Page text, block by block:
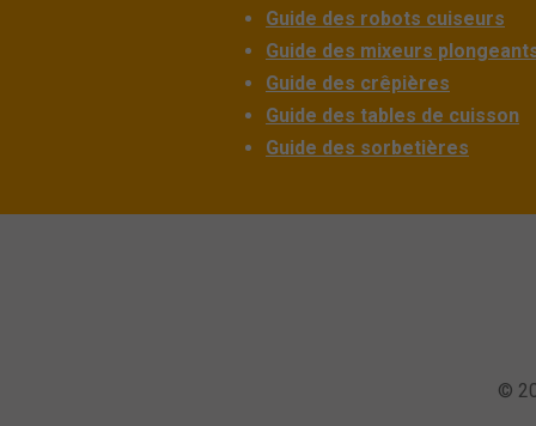
Guide des robots cuiseurs
Guide des mixeurs
Guide des crêpières
Guide des tables de cuisson
Guide des sorbetières
©